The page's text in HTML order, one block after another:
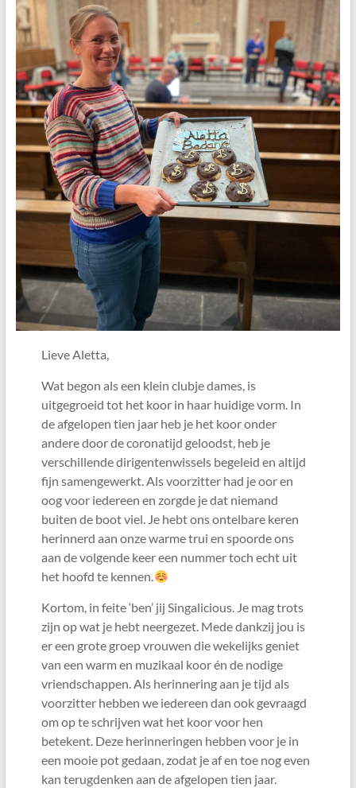
Lieve Aletta,
Wat begon als een klein clubje dames, is
uitgegroeid tot het koor in haar huidige vorm. In
de afgelopen tien jaar heb je het koor onder
andere door de coronatijd geloodst, heb je
verschillende dirigentenwissels begeleid en altijd
fijn samengewerkt. Als voorzitter had je oor en
oog voor iedereen en zorgde je dat niemand
buiten de boot viel. Je hebt ons ontelbare keren
herinnerd aan onze warme trui en spoorde ons
aan de volgende keer een nummer toch echt uit
het hoofd te kennen.
Kortom, in feite ‘ben’ jij Singalicious. Je mag trots
zijn op wat je hebt neergezet. Mede dankzij jou is
er een grote groep vrouwen die wekelijks geniet
van een warm en muzikaal koor én de nodige
vriendschappen. Als herinnering aan je tijd als
voorzitter hebben we iedereen dan ook gevraagd
om op te schrijven wat het koor voor hen
betekent. Deze herinneringen hebben voor je in
een mooie pot gedaan, zodat je af en toe nog even
kan terugdenken aan de afgelopen tien jaar.